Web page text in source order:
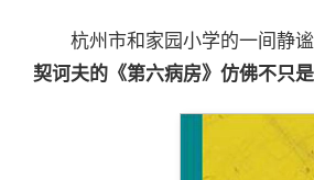
杭州市和家园小学的一间静
契诃夫的《第六病房》仿佛不只